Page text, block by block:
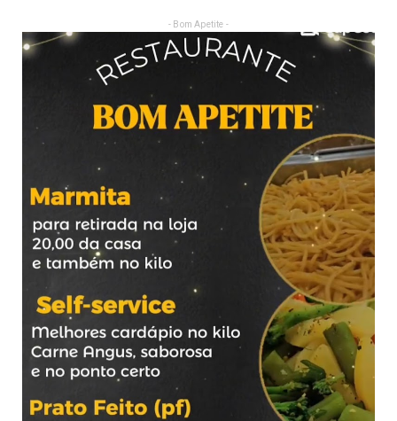
- Bom Apetite -